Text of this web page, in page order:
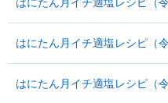
はにたん月イチ適塩レシピ（
はにたん月イチ適塩レシピ（